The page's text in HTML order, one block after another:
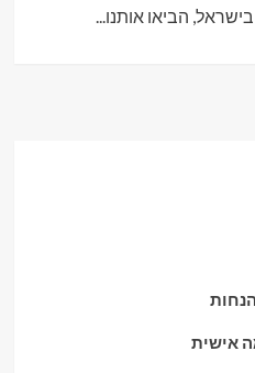
הביאו אותנו...
אישית